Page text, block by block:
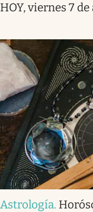
HOY, viernes 7
Astrología.